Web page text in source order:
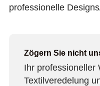
professionelle
Zögern Sie nicht
Ihr professioneller
Textilveredelung